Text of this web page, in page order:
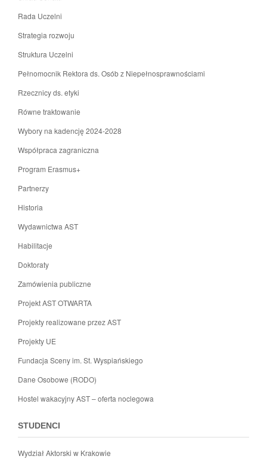
Rada Uczelni
Strategia rozwoju
Struktura Uczelni
Pełnomocnik Rektora ds. Osób z Niepełnosprawnościami
Rzecznicy ds. etyki
Równe traktowanie
Wybory na kadencję 2024-2028
Współpraca zagraniczna
Program Erasmus+
Partnerzy
Historia
Wydawnictwa AST
Habilitacje
Doktoraty
Zamówienia publiczne
Projekt AST OTWARTA
Projekty realizowane przez AST
Projekty UE
Fundacja Sceny im. St. Wyspiańskiego
Dane Osobowe (RODO)
Hostel wakacyjny AST – oferta noclegowa
STUDENCI
Wydział Aktorski w Krakowie